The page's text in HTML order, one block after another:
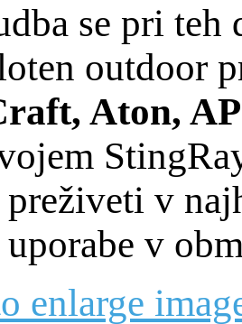
se pri
outdoor
Aton,
preživeti v
uporabe v